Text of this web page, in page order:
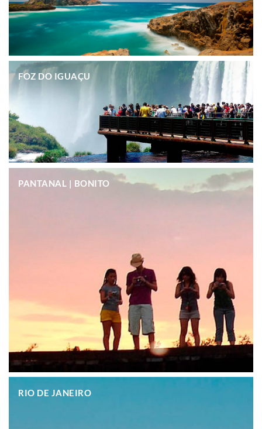
FOZ DO IGUAÇU
PANTANAL | BONITO
RIO DE JANEIRO